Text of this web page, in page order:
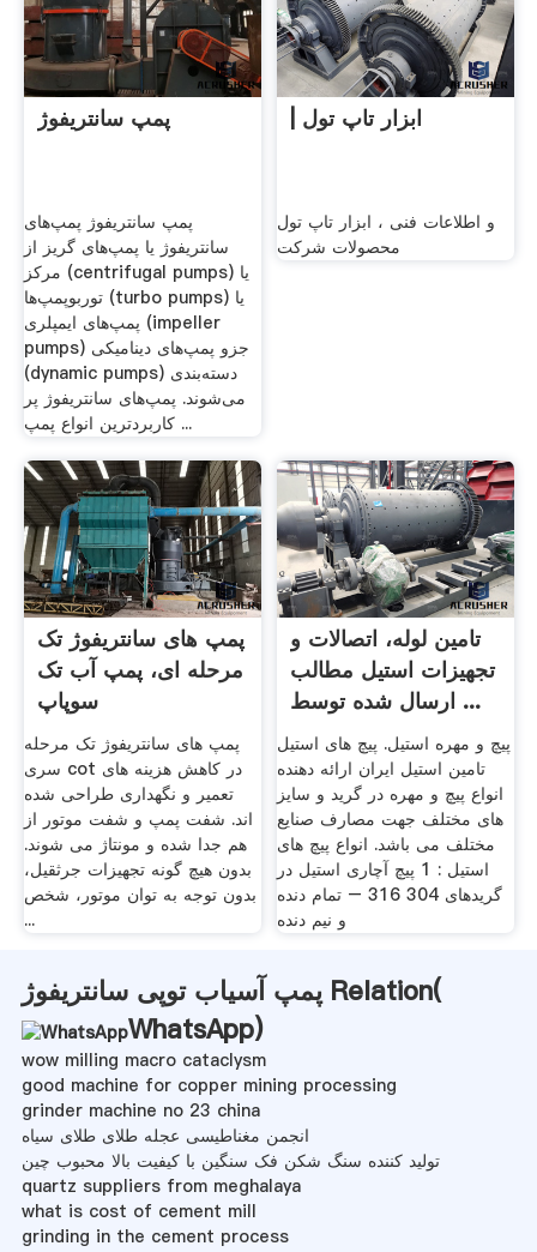
پمپ سانتریفوژ
پمپ سانتریفوژ پمپ‌های
سانتریفوژ یا پمپ‌های گریز از
مرکز (centrifugal pumps) یا
توربوپمپ‌ها (turbo pumps) یا
پمپ‌های ایمپلری (impeller
pumps) جزو پمپ‌های دینامیکی
(dynamic pumps) دسته‌بندی
می‌شوند. پمپ‌های سانتریفوژ پر
کاربردترین انواع پمپ ...
| ابزار تاپ تول
و اطلاعات فنی ، ابزار تاپ تول
محصولات شرکت
پمپ های سانتریفوژ تک
مرحله ای، پمپ آب تک
سوپاپ
پمپ های سانتریفوژ تک مرحله
سری cot در کاهش هزینه های
تعمیر و نگهداری طراحی شده
اند. شفت پمپ و شفت موتور از
هم جدا شده و مونتاژ می شوند.
بدون هیچ گونه تجهیزات جرثقیل،
بدون توجه به توان موتور، شخص
...
تامین لوله، اتصالات و
تجهیزات استیل مطالب
ارسال شده توسط ...
پیچ و مهره استیل. پیچ های استیل
تامین استیل ایران ارائه دهنده
انواع پیچ و مهره در گرید و سایز
های مختلف جهت مصارف صنایع
مختلف می باشد. انواع پیچ های
استیل : 1 پیچ آچاری استیل در
گریدهای 304 316 – تمام دنده
و نیم دنده
پمپ آسیاب توپی سانتریفوژ Relation(
WhatsApp)
wow milling macro cataclysm
good machine for copper mining processing
grinder machine no 23 china
انجمن مغناطیسی عجله طلای طلای سیاه
تولید کننده سنگ شکن فک سنگین با کیفیت بالا محبوب چین
quartz suppliers from meghalaya
what is cost of cement mill
grinding in the cement process